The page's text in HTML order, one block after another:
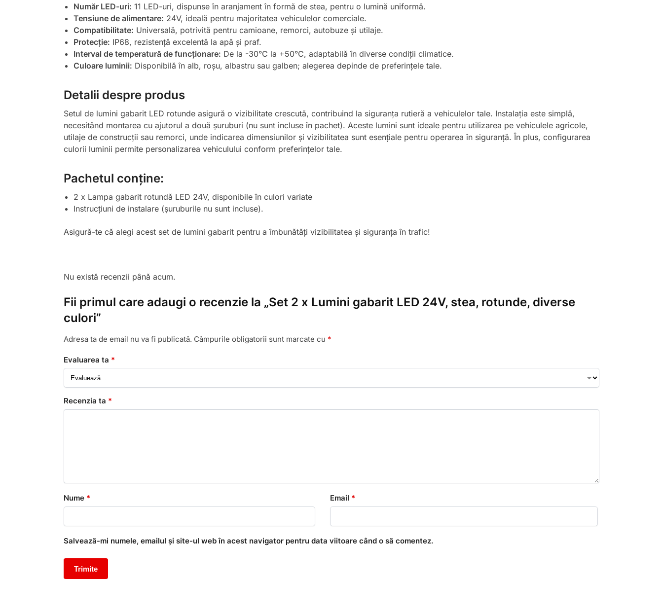
Număr LED-uri: 11 LED-uri, dispunse în aranjament în formă de stea, pentru o lumină uniformă.
Tensiune de alimentare: 24V, ideală pentru majoritatea vehiculelor comerciale.
Compatibilitate: Universală, potrivită pentru camioane, remorci, autobuze și utilaje.
Protecție: IP68, rezistență excelentă la apă și praf.
Interval de temperatură de funcționare: De la -30°C la +50°C, adaptabilă în diverse condiții climatice.
Culoare luminii: Disponibilă în alb, roșu, albastru sau galben; alegerea depinde de preferințele tale.
Detalii despre produs
Setul de lumini gabarit LED rotunde asigură o vizibilitate crescută, contribuind la siguranța rutieră a vehiculelor tale. Instalația este simplă,
necesitând montarea cu ajutorul a două șuruburi (nu sunt incluse în pachet). Aceste lumini sunt ideale pentru utilizarea pe vehiculele agricole,
utilaje de construcții sau remorci, unde indicarea dimensiunilor și vizibilitatea sunt esențiale pentru operarea în siguranță. În plus, configurarea
culorii luminii permite personalizarea vehiculului conform preferințelor tale.
Pachetul conține:
2 x Lampa gabarit rotundă LED 24V, disponibile în culori variate
Instrucțiuni de instalare (șuruburile nu sunt incluse).
Asigură-te că alegi acest set de lumini gabarit pentru a îmbunătăți vizibilitatea și siguranța în trafic!
Nu există recenzii până acum.
Fii primul care adaugi o recenzie la „Set 2 x Lumini gabarit LED 24V, stea, rotunde, diverse
culori”
Adresa ta de email nu va fi publicată. Câmpurile obligatorii sunt marcate cu *
Evaluarea ta *
Recenzia ta *
Nume * Email *
Salvează-mi numele, emailul și site-ul web în acest navigator pentru data viitoare când o să comentez.